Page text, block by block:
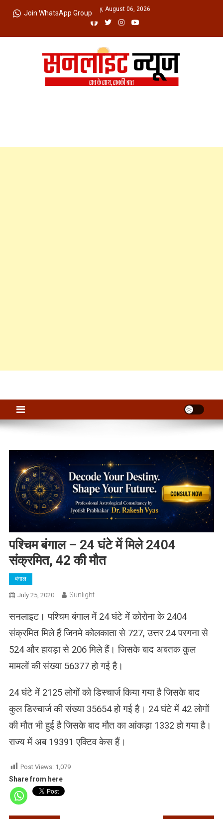
Thursday, August 06, 2026
पश्चिम बंगाल – 24 घंटे में मिले 2404
संक्रमित, 42 की मौत
बंगाल
July 25, 2020 Sunlight
सनलाइट। पश्चिम बंगाल में 24 घंटे में कोरोना के 2404
संक्रमित मिले हैं जिनमे कोलकाता से 727, उत्तर 24 परगना से
524 और हावड़ा से 206 मिले हैं। जिसके बाद अबतक कुल
मामलों की संख्या 56377 हो गई है।
24 घंटे में 2125 लोगों को डिस्चार्ज किया गया है जिसके बाद
कुल डिस्चार्ज की संख्या 35654 हो गई है। 24 घंटे में 42 लोगों
की मौत भी हुई है जिसके बाद मौत का आंकड़ा 1332 हो गया है।
राज्य में अब 19391 एक्टिव केस हैं।
Post Views: 1,079
Share from here
Join WhatsApp Group